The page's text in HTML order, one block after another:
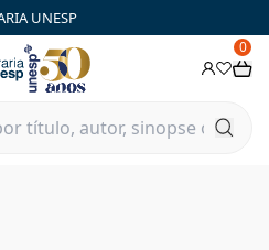
UNESP
0
Unesp | FastStore PLP